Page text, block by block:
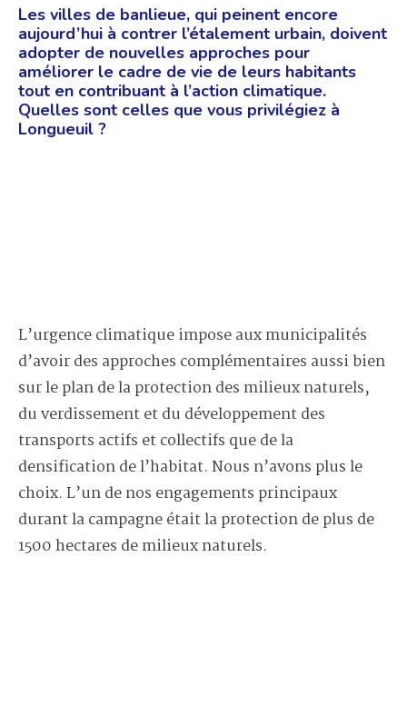
Les villes de banlieue, qui peinent encore
aujourd’hui à contrer l’étalement urbain, doivent
adopter de nouvelles approches pour
améliorer le cadre de vie de leurs habitants
tout en contribuant à l’action climatique.
Quelles sont celles que vous privilégiez à
Longueuil ?
L’urgence climatique impose aux municipalités
d’avoir des approches complémentaires aussi bien
sur le plan de la protection des milieux naturels,
du verdissement et du développement des
transports actifs et collectifs que de la
densification de l’habitat. Nous n’avons plus le
choix. L’un de nos engagements principaux
durant la campagne était la protection de plus de
1500 hectares de milieux naturels.